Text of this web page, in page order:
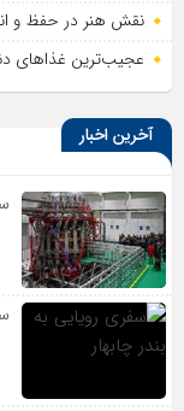
نقش هنر در حفظ و
عجیب‌ترین غذاهای
آخرین اخبار